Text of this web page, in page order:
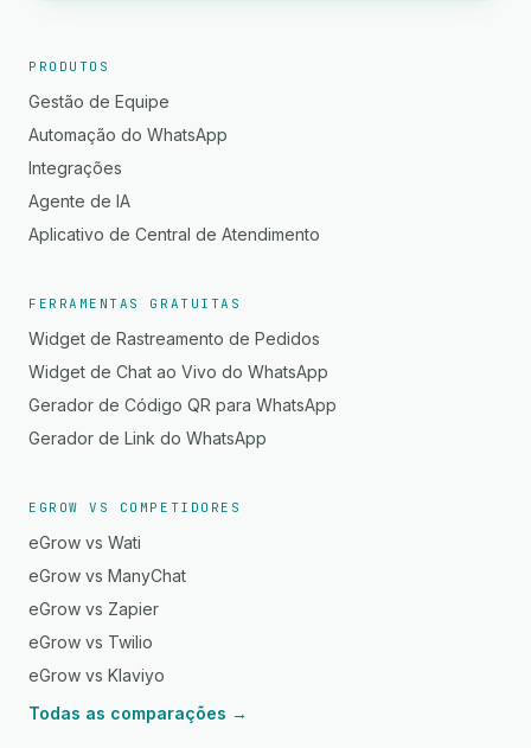
PRODUTOS
Gestão de Equipe
Automação do WhatsApp
Integrações
Agente de IA
Aplicativo de Central de Atendimento
FERRAMENTAS GRATUITAS
Widget de Rastreamento de Pedidos
Widget de Chat ao Vivo do WhatsApp
Gerador de Código QR para WhatsApp
Gerador de Link do WhatsApp
EGROW VS COMPETIDORES
eGrow vs Wati
eGrow vs ManyChat
eGrow vs Zapier
eGrow vs Twilio
eGrow vs Klaviyo
Todas as comparações →